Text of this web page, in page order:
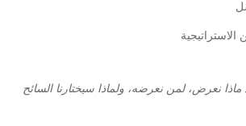
الاستراتيجية
ماذا نعرض، لمن نعرضه، ولماذا سيختارنا السائح